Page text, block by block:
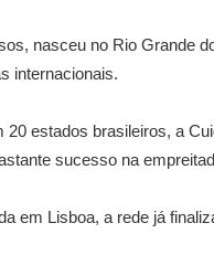
nasceu no Rio Grande
internacionais.
estados brasileiros, a
sucesso na
em Lisboa, a rede já